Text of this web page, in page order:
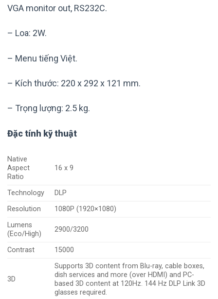
VGA monitor out, RS232C.
– Loa: 2W.
– Menu tiếng Việt.
– Kích thước: 220 x 292 x 121 mm.
– Trọng lượng: 2.5 kg.
Đặc tính kỹ thuật
Native
Aspect
Ratio
16 x 9
Technology
DLP
Resolution
1080P (1920×1080)
Lumens
(Eco/High)
2900/3200
Contrast 15000
3D
Supports 3D content from Blu-ray, cable boxes,
dish services and more (over HDMI) and PC-
based 3D content at 120Hz. 144 Hz DLP Link 3D
glasses required.